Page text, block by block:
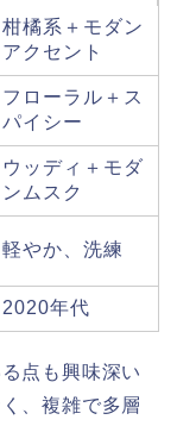
柑橘系＋モダン
アクセント
フローラル＋ス
パイシー
ウッディ＋モダ
ンムスク
軽やか、洗練
2020年代
点も興味深い
、複雑で多層